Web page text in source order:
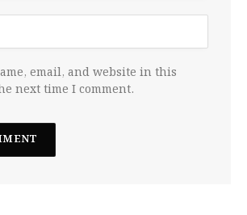
email, and website in this
next time I comment.